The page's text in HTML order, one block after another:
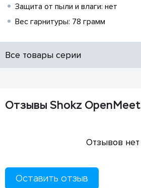
Защита от пыли и влаги: нет
Вес гарнитуры: 78 грамм
Все товары серии
Отзывы Shokz OpenMeet
Отзывов нет
Оставить отзыв